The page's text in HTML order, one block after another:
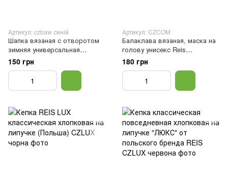
Артикул: czbaw синій
Шапка вязаная с отворотом
зимняя универсальная
унисекс REIS, Синий
150 грн
Артикул: CZCOM
Балаклава вязаная, маска на
голову унисекс Reis
спецодежда для работников,
Черный
180 грн